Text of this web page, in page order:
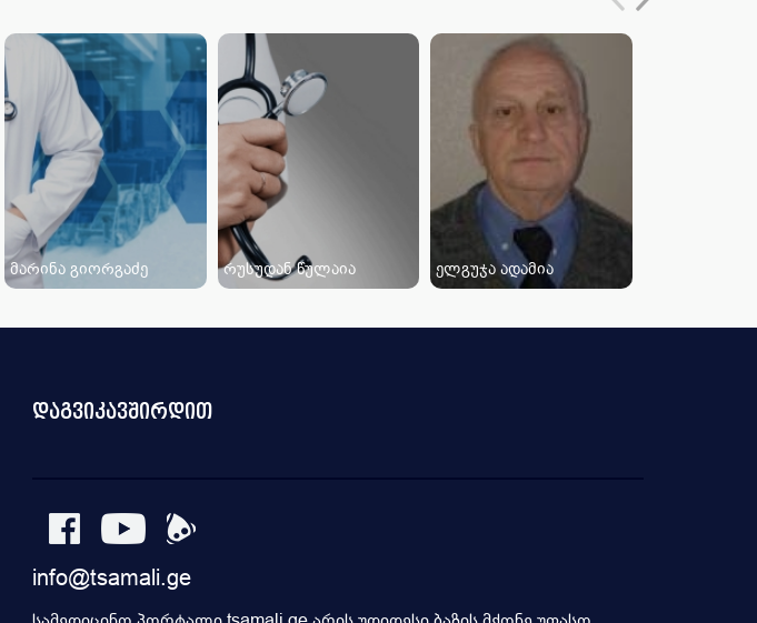
მარინა გიორგაძე რუსუდან წულაია ელგუჯა ადამია
დაგვიკავშირდით
info@tsamali.ge